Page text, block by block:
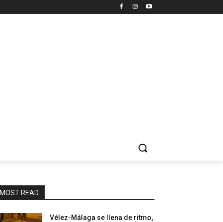
MOST READ
Vélez-Málaga se llena de ritmo,